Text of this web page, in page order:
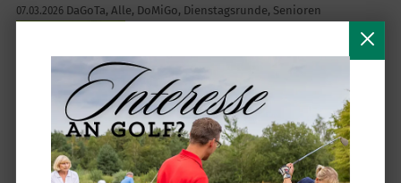
07.03.2026 DaGoTa, Alle, DoMiGo, Dienstagsrunde, Senioren
DRIVE & VIBES - FEIERABEND, ABER
MIT STYLE! - MITTWOCH, 11.03. - 17 -
21 UHR
Lässige Beats, kalte Drinks und Golf in seiner
entspanntesten Form – bei Drive & Vibes
wird die Driving Range zum After-Work-Spot.
Einfach vorbeikommen, abschlagen und
genießen!